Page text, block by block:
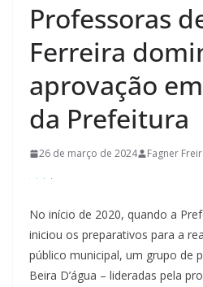
Professoras
Ferreira
aprovação
da Prefeitura
26 de março de 2024 Fagner
No início de 2020, quando a
iniciou os preparativos para a
público municipal, um grupo de
Beira D’água – lideradas pela